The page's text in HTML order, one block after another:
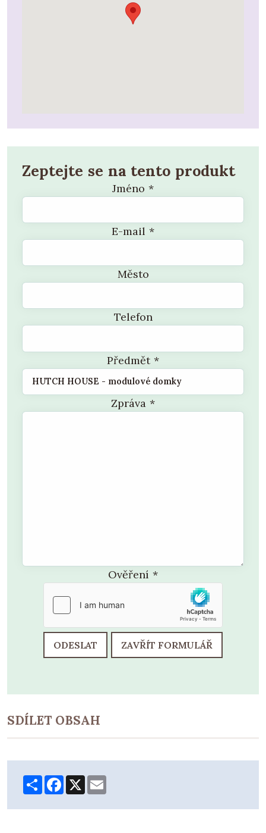
Zeptejte se na tento produkt
Jméno *
E-mail *
Město
Telefon
Předmět*
Zpráva *
Ověření *
ODESLAT ZAVŘÍT FORMULÁŘ
SDÍLET OBSAH
ShareFacebook
X